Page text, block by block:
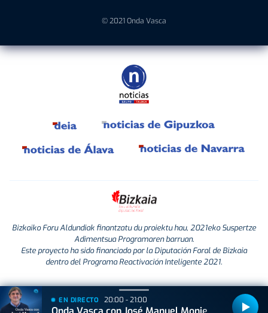
© 2021 Onda Vasca
Bizkaiko Foru Aldundiak finantzatu du proiektu hau, 2021eko Suspertze
Adimentsua Programaren barruan.
Este proyecto ha sido financiado por la Diputación Foral de Bizkaia
dentro del Programa Reactivación Inteligente 2021.
EN DIRECTO 20:00 - 21:00